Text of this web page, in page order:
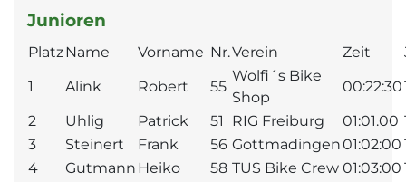
Junioren
PlatzName Vorname Nr.Verein Zeit
1
Alink Robert 55
Wolfi´s Bike
Shop
00:22:30
2
Uhlig Patrick 51 RIG Freiburg 01:01.00
3
Steinert Frank 56 Gottmadingen01:02:00
4
Gutmann Heiko 58 TUS Bike Crew 01:03:00